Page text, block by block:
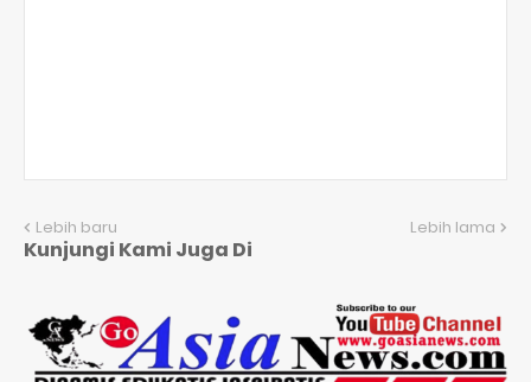
Lebih baru Lebih lama
Kunjungi Kami Juga Di